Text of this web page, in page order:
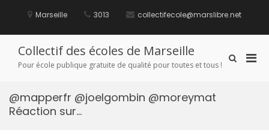
Marseille 3013 collectifecole@marslibre.net
Collectif des écoles de Marseille
Pour école publique gratuite de qualité pour toutes et tous !
Afficher
@mapperfr @joelgombin @moreymat
Réaction sur…